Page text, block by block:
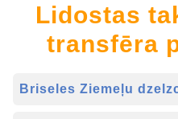
Lidostas
transfēra
Briseles Ziemeļu